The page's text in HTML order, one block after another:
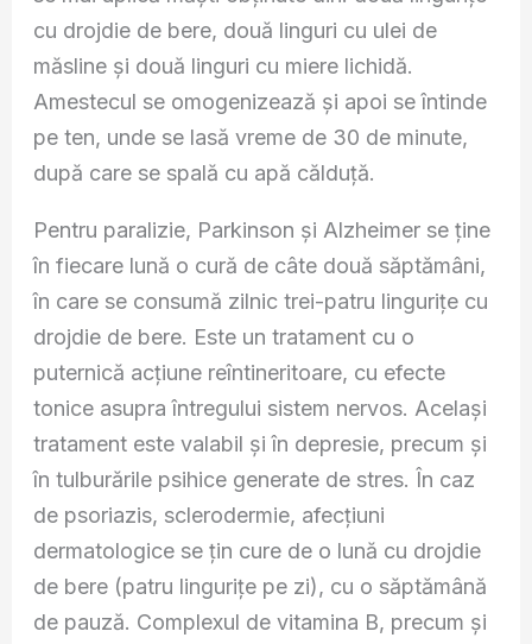
cu drojdie de bere, două linguri cu ulei de
măsline şi două linguri cu miere lichidă.
Amestecul se omogenizează şi apoi se întinde
pe ten, unde se lasă vreme de 30 de minute,
după care se spală cu apă călduţă.
Pentru paralizie, Parkinson şi Alzheimer se ţine
în fiecare lună o cură de câte două săptămâni,
în care se consumă zilnic trei-patru linguriţe cu
drojdie de bere. Este un tratament cu o
puternică acţiune reîntineritoare, cu efecte
tonice asupra întregului sistem nervos. Acelaşi
tratament este valabil şi în depresie, precum şi
în tulburările psihice generate de stres. În caz
de psoriazis, sclerodermie, afecţiuni
dermatologice se ţin cure de o lună cu drojdie
de bere (patru linguriţe pe zi), cu o săptămână
de pauză. Complexul de vitamina B, precum şi